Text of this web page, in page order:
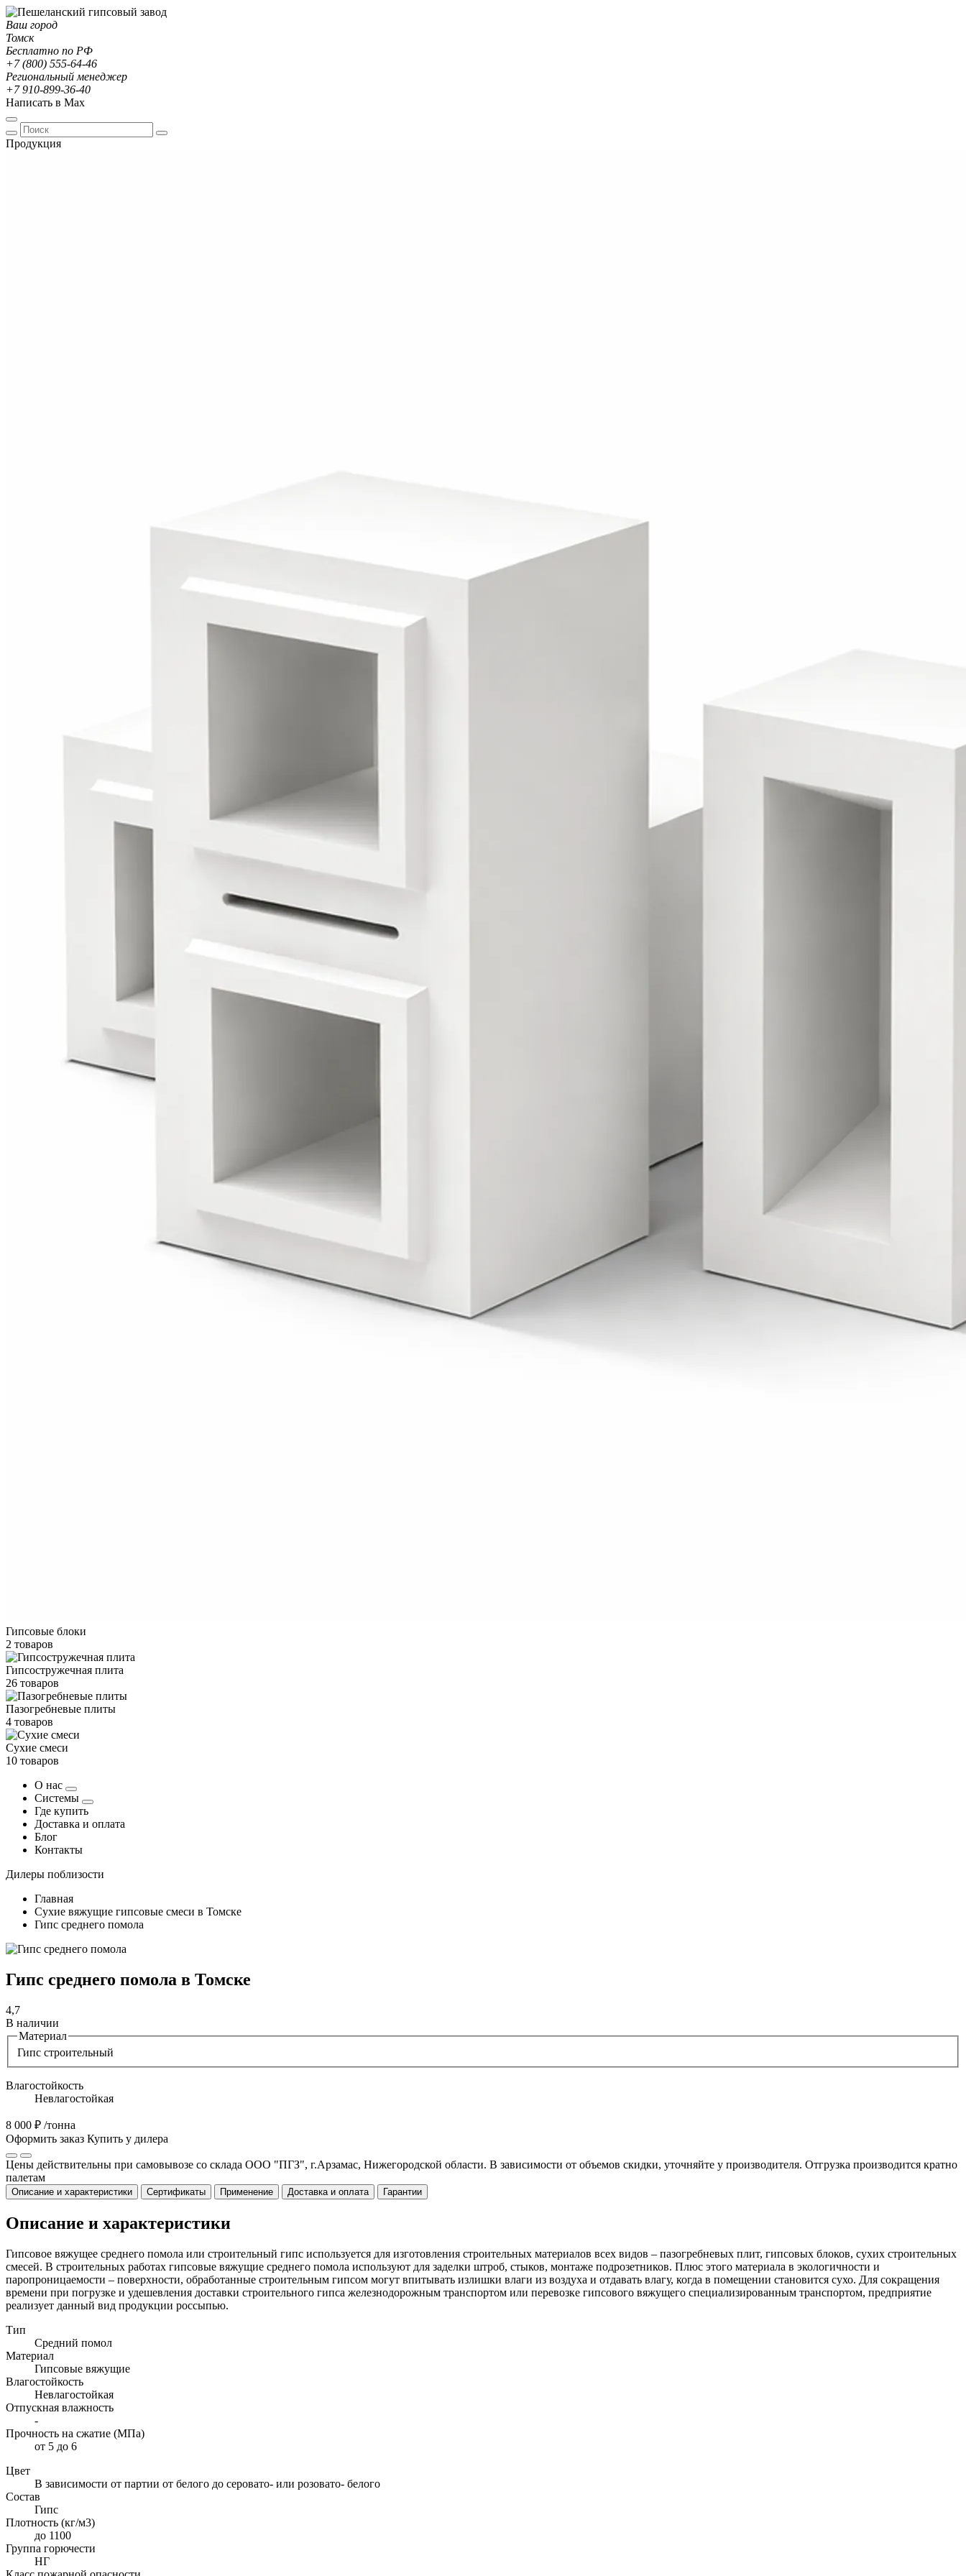
Ваш город
Томск
Бесплатно по РФ
+7 (800) 555-64-46
Региональный менеджер
+7 910-899-36-40
Написать в Max
Продукция
Гипсовые блоки
2 товаров
Гипсостружечная плита
26 товаров
Пазогребневые плиты
4 товаров
Сухие смеси
10 товаров
О нас
Системы
Где купить
Доставка и оплата
Блог
Контакты
Дилеры поблизости
Главная
Сухие вяжущие гипсовые смеси в Томске
Гипс среднего помола
Гипс среднего помола в Томске
4,7
В наличии
Материал
Гипс строительный
Влагостойкость
Невлагостойкая
8 000 ₽ /тонна
Оформить заказ Купить у дилера
Цены действительны при самовывозе со склада ООО "ПГЗ", г.Арзамас, Нижегородской области. В зависимости от объемов скидки, уточняйте у производителя. Отгрузка производится кратно
палетам
Описание и характеристики Сертификаты Применение Доставка и оплата Гарантии
Описание и характеристики
Гипсовое вяжущее среднего помола или строительный гипс используется для изготовления строительных материалов всех видов – пазогребневых плит, гипсовых блоков, сухих строительных
смесей. В строительных работах гипсовые вяжущие среднего помола используют для заделки штроб, стыков, монтаже подрозетников. Плюс этого материала в экологичности и
паропроницаемости – поверхности, обработанные строительным гипсом могут впитывать излишки влаги из воздуха и отдавать влагу, когда в помещении становится сухо. Для сокращения
времени при погрузке и удешевления доставки строительного гипса железнодорожным транспортом или перевозке гипсового вяжущего специализированным транспортом, предприятие
реализует данный вид продукции россыпью.
Тип
Средний помол
Материал
Гипсовые вяжущие
Влагостойкость
Невлагостойкая
Отпускная влажность
-
Прочность на сжатие (МПа)
от 5 до 6
Цвет
В зависимости от партии от белого до серовато- или розовато- белого
Состав
Гипс
Плотность (кг/м3)
до 1100
Группа горючести
НГ